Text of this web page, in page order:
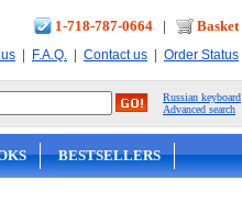
1-718-787-0664 | Basket
| F.A.Q. | Contact us | Order Status
Russian keyboard
Advanced search
BESTSELLERS